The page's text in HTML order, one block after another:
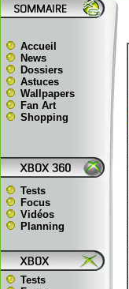
Accueil
News
Dossiers
Astuces
Wallpapers
Fan Art
Shopping
Tests
Focus
Vidéos
Planning
Tests